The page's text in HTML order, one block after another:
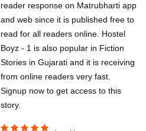
reader response on Matrubharti app
and web since it is published free to
read for all readers online. Hostel
Boyz - 1 is also popular in Fiction
Stories in Gujarati and it is receiving
from online readers very fast.
Signup now to get access to this
story.